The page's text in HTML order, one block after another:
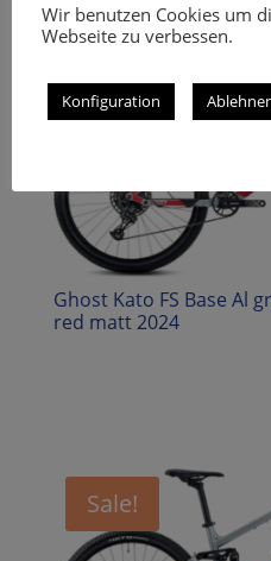
Sale!
Ghost Kato FS Base Al
red matt 2024
Sale!
Wir benutzen Cookies um
Webseite zu verbessen.
Konfiguration